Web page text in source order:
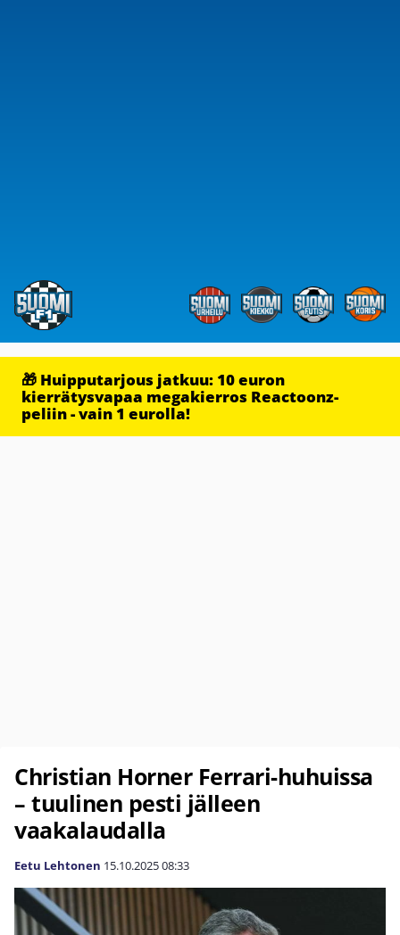
🎁 Huipputarjous jatkuu: 10 euron
kierrätysvapaa megakierros Reactoonz-
peliin - vain 1 eurolla!
Christian Horner Ferrari-huhuissa
– tuulinen pesti jälleen
vaakalaudalla
Eetu Lehtonen 15.10.202508:33